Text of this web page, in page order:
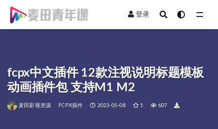
登录
fcpx中文插件 12款注视说明标题模板
动画插件包 支持M1 M2
麦田影视资源 FCPX插件 2023-05-08 1 607